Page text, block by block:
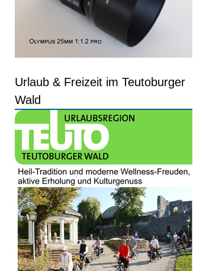
Urlaub & Freizeit im Teutoburger
Wald